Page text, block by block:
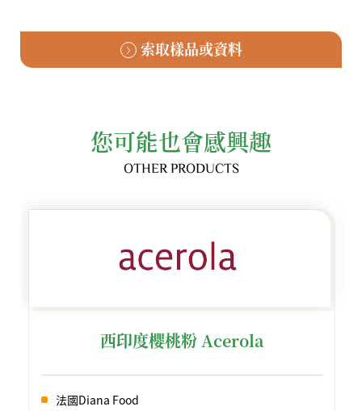
索取樣品或資料
您可能也會感興趣
OTHER PRODUCTS
西印度櫻桃粉 Acerola
法國Diana Food